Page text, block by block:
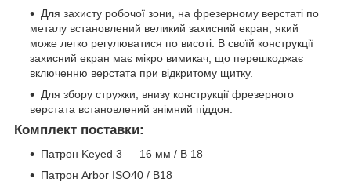
Для захисту робочої зони, на фрезерному верстаті по
металу встановлений великий захисний екран, який
може легко регулюватися по висоті. В своїй конструкції
захисний екран має мікро вимикач, що перешкоджає
включенню верстата при відкритому щитку.
Для збору стружки, внизу конструкції фрезерного
верстата встановлений знімний піддон.
Комплект поставки:
Патрон Keyed 3 — 16 мм / B 18
Патрон Arbor ISO40 / B18